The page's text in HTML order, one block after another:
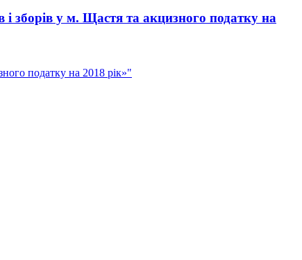
зборів у м. Щастя та акцизного податку на
податку на 2018 рік»"